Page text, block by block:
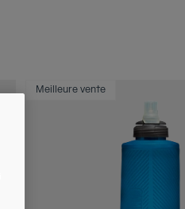
Meilleure vente